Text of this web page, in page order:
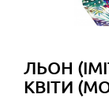
ЛЬОН
КВІТИ